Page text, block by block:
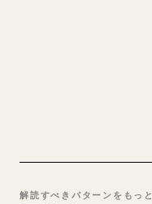
解読すべきパターンをもっと